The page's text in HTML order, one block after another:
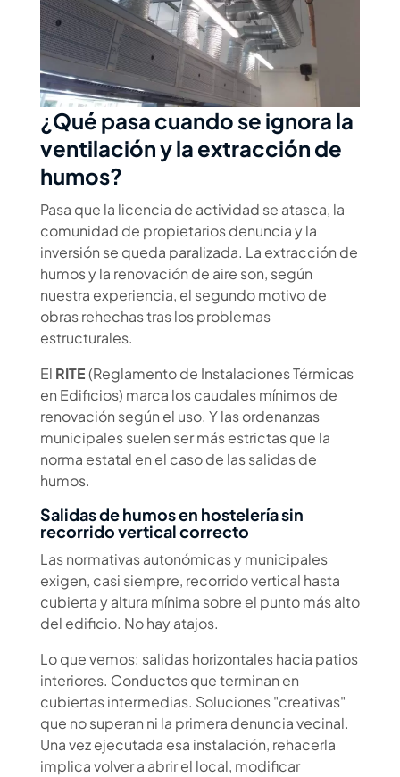
¿Qué pasa cuando se ignora la
ventilación y la extracción de
humos?
Pasa que la licencia de actividad se atasca, la
comunidad de propietarios denuncia y la
inversión se queda paralizada. La extracción de
humos y la renovación de aire son, según
nuestra experiencia, el segundo motivo de
obras rehechas tras los problemas
estructurales.
El RITE(Reglamento de Instalaciones Térmicas
en Edificios) marca los caudales mínimos de
renovación según el uso. Y las ordenanzas
municipales suelen ser más estrictas que la
norma estatal en el caso de las salidas de
humos.
Salidas de humos en hostelería sin
recorrido vertical correcto
Las normativas autonómicas y municipales
exigen, casi siempre, recorrido vertical hasta
cubierta y altura mínima sobre el punto más alto
del edificio. No hay atajos.
Lo que vemos: salidas horizontales hacia patios
interiores. Conductos que terminan en
cubiertas intermedias. Soluciones "creativas"
que no superan ni la primera denuncia vecinal.
Una vez ejecutada esa instalación, rehacerla
implica volver a abrir el local, modificar